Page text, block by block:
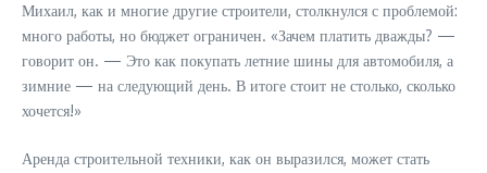
Михаил, как и многие другие строители, столкнулся с проблемой:
много работы, но бюджет ограничен. «Зачем платить дважды? —
говорит он. — Это как покупать летние шины для автомобиля, а
зимние — на следующий день. В итоге стоит не столько, сколько
хочется!»
Аренда строительной техники, как он выразился, может стать